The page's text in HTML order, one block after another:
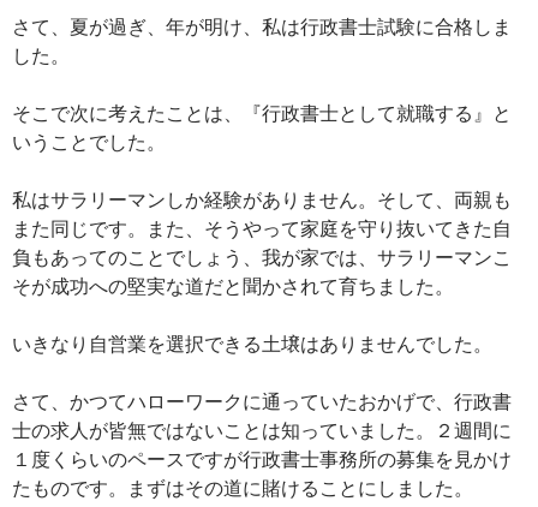
さて、夏が過ぎ、年が明け、私は行政書士試験に合格しま
した。
そこで次に考えたことは、『行政書士として就職する』と
いうことでした。
私はサラリーマンしか経験がありません。そして、両親も
また同じです。また、そうやって家庭を守り抜いてきた自
負もあってのことでしょう、我が家では、サラリーマンこ
そが成功への堅実な道だと聞かされて育ちました。
いきなり自営業を選択できる土壌はありませんでした。
さて、かつてハローワークに通っていたおかげで、行政書
士の求人が皆無ではないことは知っていました。２週間に
１度くらいのペースですが行政書士事務所の募集を見かけ
たものです。まずはその道に賭けることにしました。